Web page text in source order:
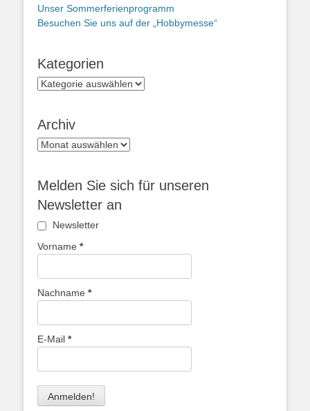
Unser Sommerferienprogramm
Besuchen Sie uns auf der „Hobbymesse“
Kategorien
Kategorien
Archiv
Archiv
Melden Sie sich für unseren
Newsletter an
Newsletter
Vorname *
Nachname *
E-Mail *